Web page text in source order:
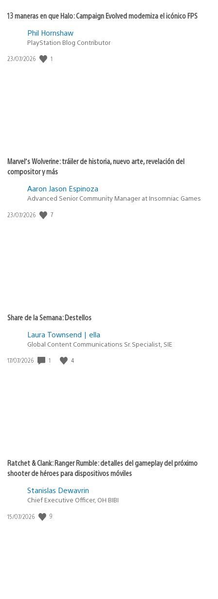
13 maneras en que Halo: Campaign Evolved moderniza el icónico FPS
Phil Hornshaw
PlayStation Blog Contributor
Fecha
23/07/2026 1
Marvel’s Wolverine: tráiler de historia, nuevo arte, revelación del
compositor y más
Aaron Jason Espinoza
Advanced Senior Community Manager at Insomniac Games
Fecha
23/07/2026 7
Share de la Semana: Destellos
Laura Townsend | ella
Global Content Communications Sr. Specialist, SIE
Fecha
17/07/2026 1 4
Ratchet & Clank: Ranger Rumble: detalles del gameplay del próximo
shooter de héroes para dispositivos móviles
Stanislas Dewavrin
Chief Executive Officer, OH BIBI
Fecha
15/07/2026 9